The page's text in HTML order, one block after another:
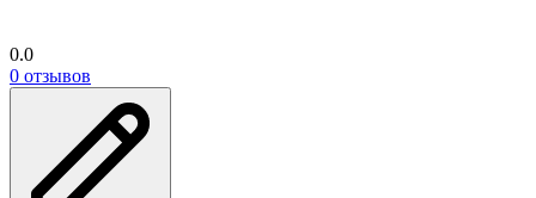
0.0
0 отзывов